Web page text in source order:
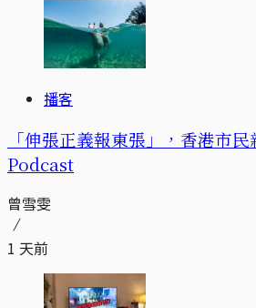
播客
「伸張正義報東張」，香港市
Podcast
曾雪雯
1 天前